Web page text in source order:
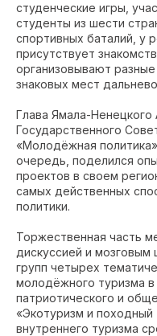
студенческие игры,
студенты из шести
спортивных баталий, у
присутствует
организовывают
знаковых мест
Глава Ямала-
Государственного
«Молодёжная
очередь, поделился
проектов в своем
самых действенных
политики.
Торжественная часть
дискуссией и
групп четырех
молодёжного туризма в
патриотического и
«Экотуризм и походный
внутреннего туризма